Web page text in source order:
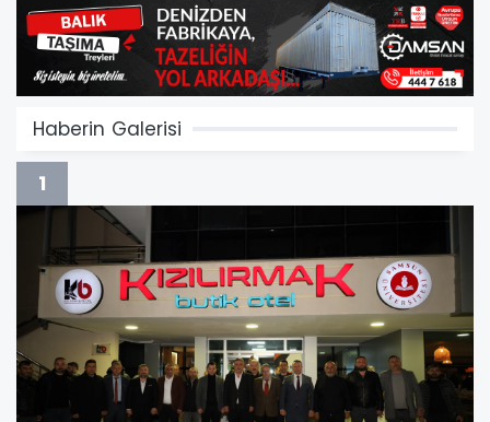
Haberin Galerisi
1